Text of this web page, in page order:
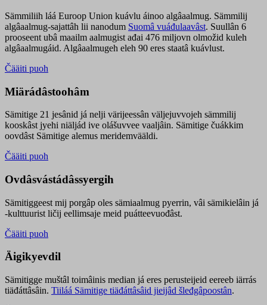
Sämmiliih láá Euroop Union kuávlu áinoo algâaalmug. Sämmilij
algâaalmug-sajattâh lii nanodum Suomâ vuáđulaavâst. Suullân 6
prooseent ubâ maailm aalmugist ađai 476 miljovn olmožid kuleh
algâaalmugáid. Algâaalmugeh eleh 90 eres staatâ kuávlust.
Čääiti puoh
Miärádâstoohâm
Sämitige 21 jesânid já nelji värijeessân väljejuvvojeh sämmilij
kooskâst jyehi niäljád ive olášuvvee vaaljâin. Sämitige čuákkim
oovdâst Sämitige alemus meridemvääldi.
Čääiti puoh
Ovdâsvástádâssyergih
Sämitiggeest mij porgâp oles sämiaalmug pyerrin, vâi sämikielâin já
-kulttuurist ličij eellimsaje meid puátteevuođâst.
Čääiti puoh
Äigikyevdil
Sämitigge muštâl toimâinis median já eres perusteijeid eereeb iärrás
tiäđáttâsâin. Tiiláá Sämitige tiäđáttâsâid jieijâd šleđgâpoostân.